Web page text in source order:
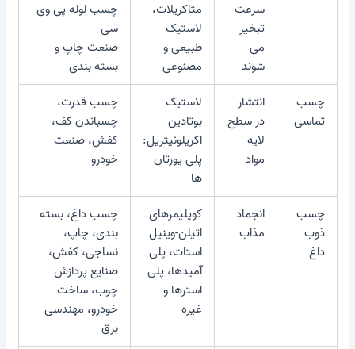
سرعت
تبخیر
می
شوند
متاکریلات،
لاستیک
طبیعی و
مصنوعی
چسب لوله پی وی
سی
صنعت چاپ و
بسته بندی
چسب
تماسی
انتشار
در سطح
لایه
مواد
لاستیک
بوتادین
اکریلونیتریل:
پلی یورتان
ها
چسب قدرت،
چسباندن کف،
کفش، صنعت
خودرو
چسب
ذوب
داغ
انجماد
مذاب
کوپلیمرهای
اتیلن-وینیل
استات، پلی
آمیدها، پلی
استرها و
غیره
چسب داغ، بسته
بندی، چاپ،
نساجی، کفش،
صنایع پردازش
چوب، ساخت
خودرو، مهندسی
برق